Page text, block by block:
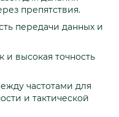
препятствия.
передачи данных и
и высокая точность
частотами для
и тактической